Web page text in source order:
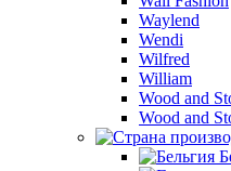
Waylend
Wendi
Wilfred
William
Wood and
Wood and